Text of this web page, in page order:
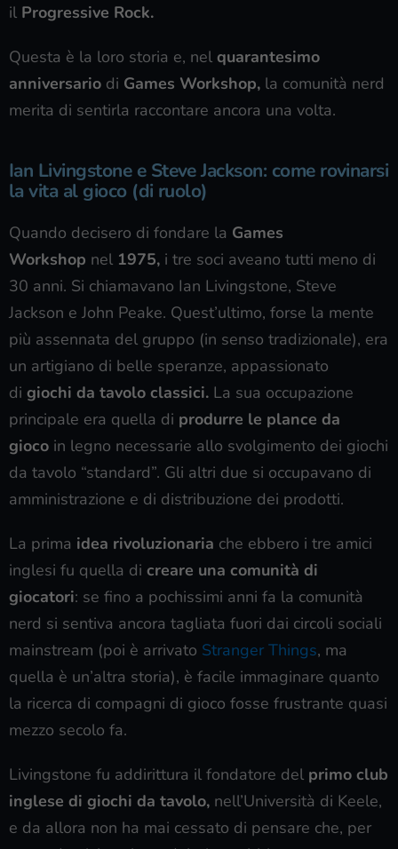
il Progressive Rock.
Questa è la loro storia e, nel quarantesimo
anniversario di Games Workshop, la comunità nerd
merita di sentirla raccontare ancora una volta.
Ian Livingstone e Steve Jackson: come rovinarsi
la vita al gioco (di ruolo)
Quando decisero di fondare la Games
Workshop nel 1975, i tre soci aveano tutti meno di
30 anni. Si chiamavano Ian Livingstone, Steve
Jackson e John Peake. Quest’ultimo, forse la mente
più assennata del gruppo (in senso tradizionale), era
un artigiano di belle speranze, appassionato
di giochi da tavolo classici. La sua occupazione
principale era quella di produrre le plance da
gioco in legno necessarie allo svolgimento dei giochi
da tavolo “standard”. Gli altri due si occupavano di
amministrazione e di distribuzione dei prodotti.
La prima idea rivoluzionaria che ebbero i tre amici
inglesi fu quella di creare una comunità di
giocatori: se fino a pochissimi anni fa la comunità
nerd si sentiva ancora tagliata fuori dai circoli sociali
mainstream (poi è arrivato Stranger Things, ma
quella è un’altra storia), è facile immaginare quanto
la ricerca di compagni di gioco fosse frustrante quasi
mezzo secolo fa.
Livingstone fu addirittura il fondatore del primo club
inglese di giochi da tavolo, nell’Università di Keele,
e da allora non ha mai cessato di pensare che, per